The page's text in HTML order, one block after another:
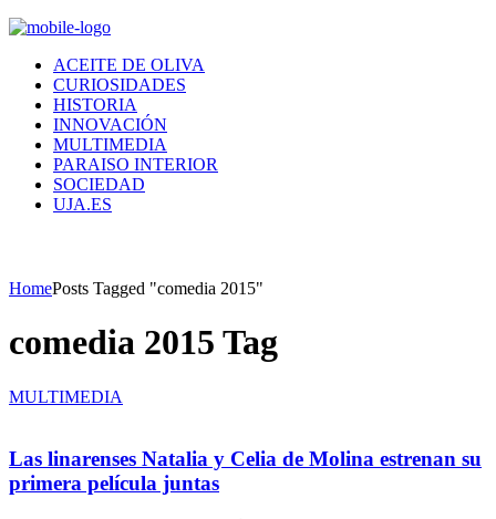
ACEITE DE OLIVA
CURIOSIDADES
HISTORIA
INNOVACIÓN
MULTIMEDIA
PARAISO INTERIOR
SOCIEDAD
UJA.ES
HomePosts Tagged "comedia 2015"
comedia 2015 Tag
MULTIMEDIA
Las linarenses Natalia y Celia de Molina estrenan su
primera película juntas